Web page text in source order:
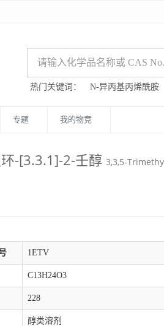
热门关键词： N-异丙基丙烯酰胺
专题 我的物竞
-[3.3.1]-2-壬醇 3,3,5-
1ETV
C13H24O3
228
醇类溶剂